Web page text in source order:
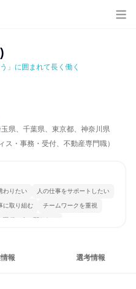
」に囲まれて長く働く
県、千葉県、東京都、神奈川県
・事務・受付、不動産専門職）
わりたい 人の仕事をサポートしたい
に取り組む チームワークを重視
職種の人と関われる
報 選考情報